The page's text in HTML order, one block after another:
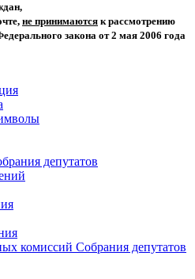
не принимаются к рассмотрению
закона от 2 мая 2006 года
депутатов
комиссий Собрания депутатов